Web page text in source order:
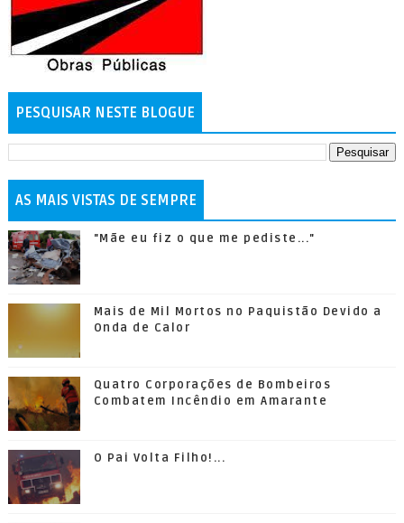
PESQUISAR NESTE BLOGUE
AS MAIS VISTAS DE SEMPRE
"Mãe eu fiz o que me pediste..."
Mais de Mil Mortos no Paquistão Devido a
Onda de Calor
Quatro Corporações de Bombeiros
Combatem Incêndio em Amarante
O Pai Volta Filho!...